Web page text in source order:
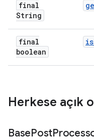
final
String
final
boolean
is
Herkese açık
BasePost